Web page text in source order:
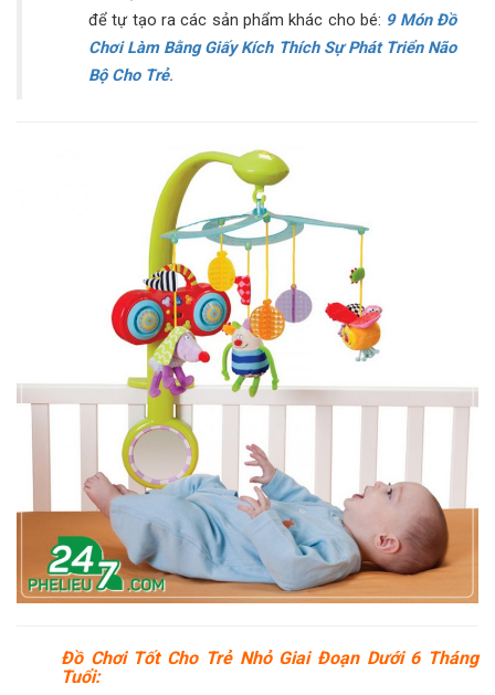
để tự tạo ra các sản phẩm khác cho bé: 9 Món Đồ
Chơi Làm Bằng Giấy Kích Thích Sự Phát Triển Não
Bộ Cho Trẻ.
Đồ Chơi Tốt Cho Trẻ Nhỏ Giai Đoạn Dưới 6 Tháng
Tuổi: